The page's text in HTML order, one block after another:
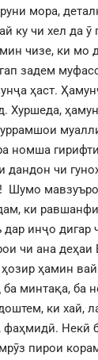
мора,
ку чи хел да ӯ
чизе, ки мо
задем
ҳаст.
Хуршеда,
номша
дандон чи
Шумо
ки
инҷо дигар
чи ана деҳаи
ҳозир ҳамин
минтақа, ба
ки хай,
фаҳмидӣ. Некӣ
пирои